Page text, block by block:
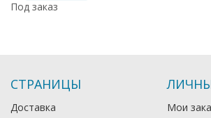
Под заказ
СТРАНИЦЫ
Доставка
Мои